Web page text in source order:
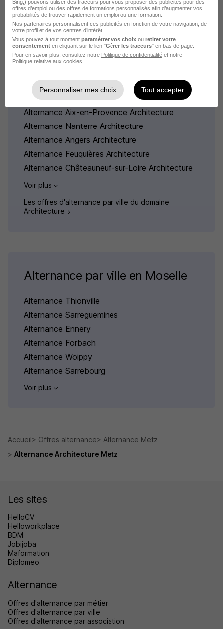
Alternance dans le domaine
Alternance Paris Architecture
Alternance Aix-en-Provence Architecture
Alternance Nanterre Architecture
Alternance Angers Architecture
Alternance Feuquières Architecture
Alternance Châteauneuf-sur-Loire Architecture
Voir plus
Les offres d'alternance par ville du domaine
Architecture
Alternance par ville en Moselle
Alternance Thionville
Alternance Sarreguemines
Alternance Ennery
Alternance Forbach
Alternance Woippy
Alternance Sarrebourg
Voir plus
Accueil Offres alternance
Alternance Metz
Alternance Architecture Metz
Les sites
HelloCV
Helloworkplace
BDM
Jobijoba
Maformation
Diplomeo
Alternance
Offres d'alternance par métier
Offres d'alternance par ville
Offres d'alternance par association
Bing,) pouvons utiliser des traceurs pour vous proposer des publicités pour des
offres d’emploi ou des offres de formations personnalisés afin d’augmenter vos
probabilités de trouver rapidement un emploi ou une formation.
Nos partenaires personnalisent ces publicités en fonction de votre navigation, de
votre profil et de vos centres d’intérêt.
Vous pouvez à tout moment paramétrer vos choix ou retirer votre
consentement en cliquant sur le lien "Gérer les traceurs" en bas de page.
Pour en savoir plus, consultez notre Politique de confidentialité et notre
Politique relative aux cookies
Personnaliser mes choix Tout accepter